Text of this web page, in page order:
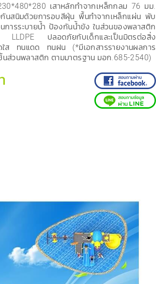
เสาหลักทำจากเหล็กกลม 76 มม.
นสนิมด้วยการอบสีฝุ่น พื้นทำจากเหล็กแผ่น พับ
การระบายน้ำ ป้องกันน้ำขัง ในส่วนของพลาสติก
LLDPE ปลอดภัยกับเด็กและเป็นมิตรต่อสิ่ง
ทนแดด ทนฝน (*มีเอกสารรายงานผลการ
นส่วนพลาสติก ตามมาตรฐาน มอก.685-2540)